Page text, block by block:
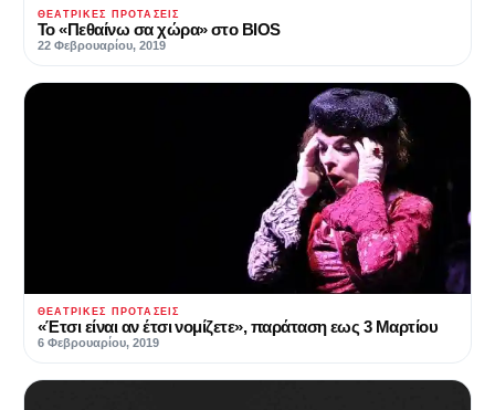
ΘΕΑΤΡΙΚΈΣ ΠΡΟΤΆΣΕΙΣ
Το «Πεθαίνω σα χώρα» στο BIOS
22 Φεβρουαρίου, 2019
ΘΕΑΤΡΙΚΈΣ ΠΡΟΤΆΣΕΙΣ
«Έτσι είναι αν έτσι νομίζετε», παράταση εως 3 Μαρτίου
6 Φεβρουαρίου, 2019